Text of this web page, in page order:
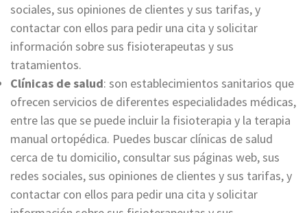
sociales, sus opiniones de clientes y sus tarifas, y
contactar con ellos para pedir una cita y solicitar
información sobre sus fisioterapeutas y sus
tratamientos.
Clínicas de salud: son establecimientos sanitarios que
ofrecen servicios de diferentes especialidades médicas,
entre las que se puede incluir la fisioterapia y la terapia
manual ortopédica. Puedes buscar clínicas de salud
cerca de tu domicilio, consultar sus páginas web, sus
redes sociales, sus opiniones de clientes y sus tarifas, y
contactar con ellos para pedir una cita y solicitar